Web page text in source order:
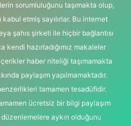
sorumluluğunu taşımakta olup,
etmiş sayılırlar. Bu internet
şahıs şirketi ile hiçbir bağlantısı
kendi hazırladığımız makaleler
haber niteliği taşımamakta
paylaşım yapılmamaktadır.
tamamen tesadüfidir.
ücretsiz bir bilgi paylaşım
aykırı olduğunu